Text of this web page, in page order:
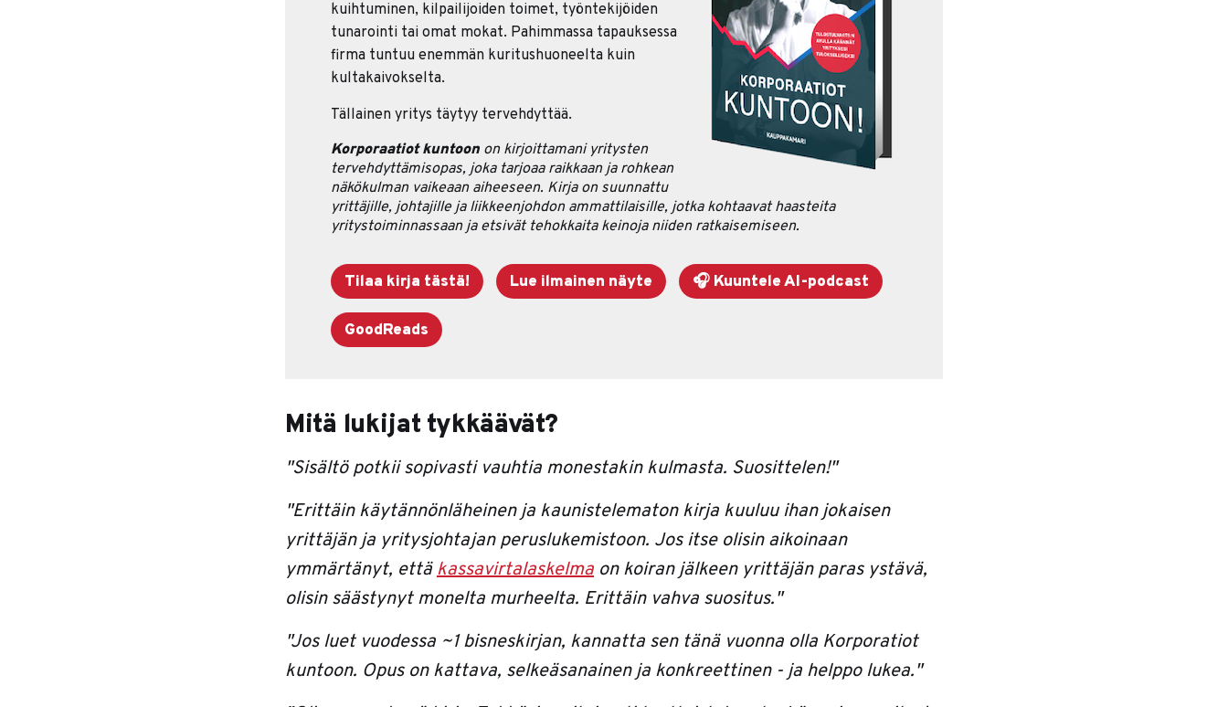
kuihtuminen, kilpailijoiden toimet, työntekijöiden
tunarointi tai omat mokat. Pahimmassa tapauksessa
firma tuntuu enemmän kuritushuoneelta kuin
kultakaivokselta.
Tällainen yritys täytyy tervehdyttää.
Korporaatiot kuntoon on kirjoittamani yritysten
tervehdyttämisopas, joka tarjoaa raikkaan ja rohkean
näkökulman vaikeaan aiheeseen. Kirja on suunnattu
yrittäjille, johtajille ja liikkeenjohdon ammattilaisille, jotka kohtaavat haasteita
yritystoiminnassaan ja etsivät tehokkaita keinoja niiden ratkaisemiseen.
Tilaa kirja tästä! Lue ilmainen näyte 🎧 Kuuntele AI-podcast
GoodReads
Mitä lukijat tykkäävät?
"Sisältö potkii sopivasti vauhtia monestakin kulmasta. Suosittelen!"
"Erittäin käytännönläheinen ja kaunistelematon kirja kuuluu ihan jokaisen
yrittäjän ja yritysjohtajan peruslukemistoon. Jos itse olisin aikoinaan
ymmärtänyt, ettäkassavirtalaskelma on koiran jälkeen yrittäjän paras ystävä,
olisin säästynyt monelta murheelta. Erittäin vahva suositus."
"Jos luet vuodessa ~1 bisneskirjan, kannatta sen tänä vuonna olla Korporatiot
kuntoon. Opus on kattava, selkeäsanainen ja konkreettinen - ja helppo lukea."